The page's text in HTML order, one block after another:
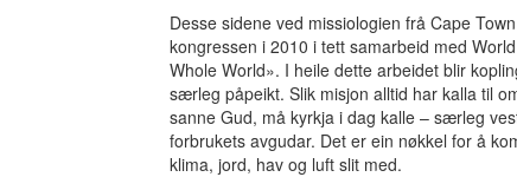
Desse sidene ved missiologien frå Cape
kongressen i 2010 i tett samarbeid med
Whole World». I heile dette arbeidet blir
særleg påpeikt. Slik misjon alltid har kalla til
sanne Gud, må kyrkja i dag kalle – særleg
forbrukets avgudar. Det er ein nøkkel for å
klima, jord, hav og luft slit med.